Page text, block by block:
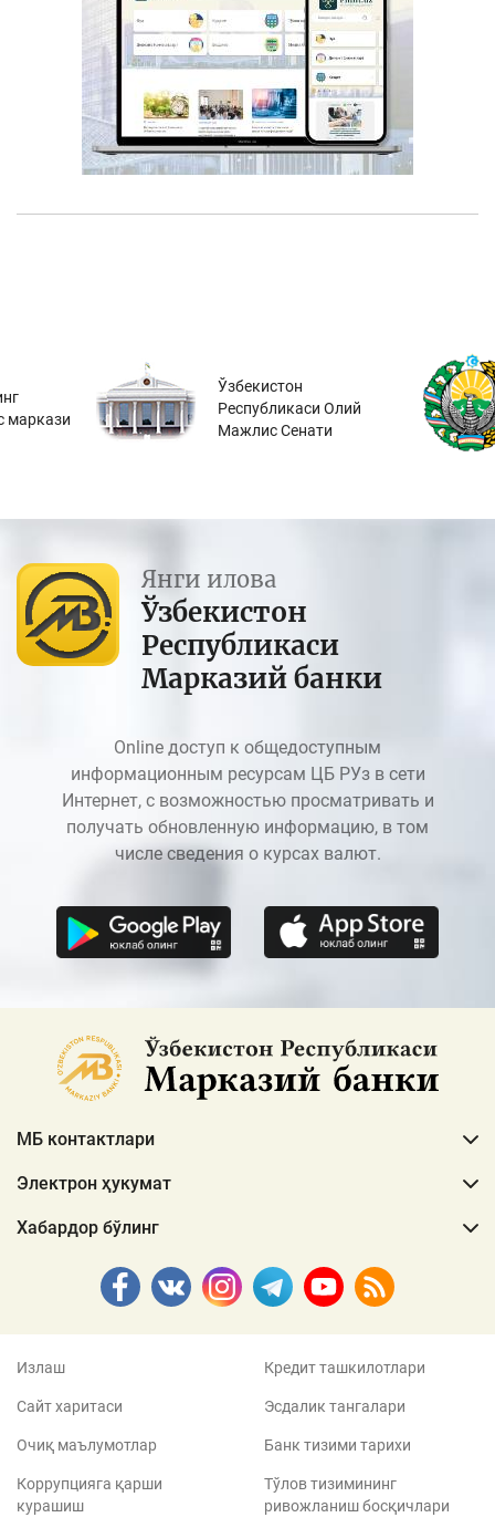
маркази
Ўзбекистон
Республикаси Олий
Мажлис Сенати
Янги илова
Ўзбекистон
Республикаси
Марказий банки
Online доступ к общедоступным
информационным ресурсам ЦБ РУз в сети
Интернет, с возможностью просматривать и
получать обновленную информацию, в том
числе сведения о курсах валют.
МБ контактлари
Электрон ҳукумат
Хабардор бўлинг
Излаш
Сайт харитаси
Очиқ маълумотлар
Коррупцияга қарши
курашиш
Кредит ташкилотлари
Эсдалик тангалари
Банк тизими тарихи
Тўлов тизимининг
ривожланиш босқичлари